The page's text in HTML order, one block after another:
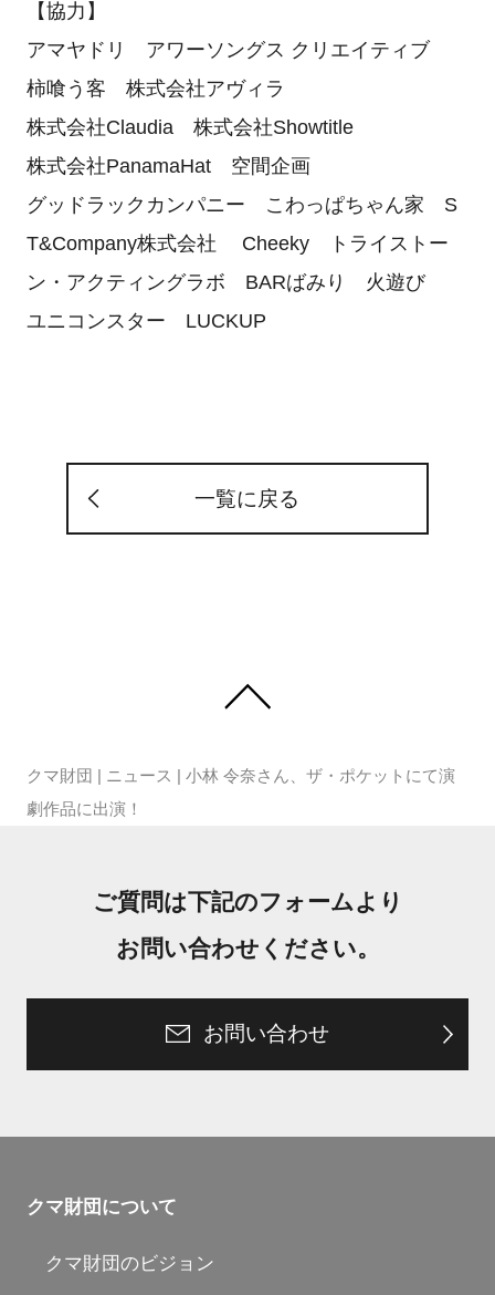
【協力】
アマヤドリ アワーソングス クリエイティブ
柿喰う客 株式会社アヴィラ
株式会社Claudia 株式会社Showtitle
株式会社PanamaHat 空間企画
グッドラックカンパニー こわっぱちゃん家 S
T&Company株式会社 Cheeky トライストー
ン・アクティングラボ BARばみり 火遊び
ユニコンスター LUCKUP
一覧に戻る
クマ財団 | ニュース | 小林 令奈さん、ザ・ポケットにて演
劇作品に出演！
ご質問は下記のフォームより
お問い合わせください。
お問い合わせ
クマ財団について
クマ財団のビジョン